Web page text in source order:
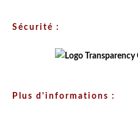
Sécurité :
Plus d'informations :